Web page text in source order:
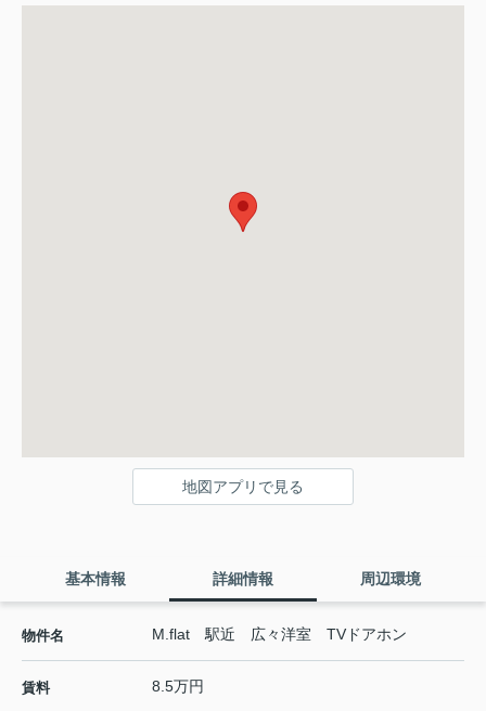
地図アプリで見る
基本情報 詳細情報 周辺環境
物件名 M.flat 駅近 広々洋室 TVドアホン
賃料 8.5万円